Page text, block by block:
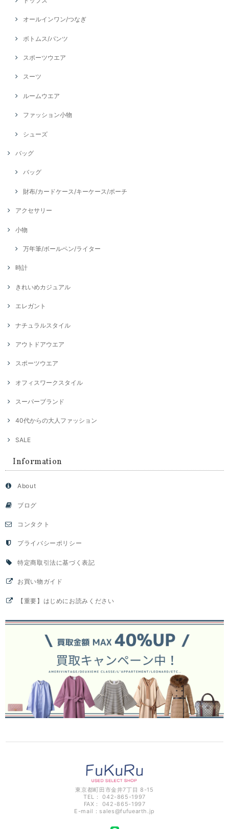
オールインワン/つなぎ
ボトムス/パンツ
スポーツウエア
スーツ
ルームウエア
ファッション小物
シューズ
バッグ
バッグ
財布/カードケース/キーケース/ポーチ
アクセサリー
小物
万年筆/ボールペン/ライター
時計
きれいめカジュアル
エレガント
ナチュラルスタイル
アウトドアウエア
スポーツウエア
オフィスワークスタイル
スーパーブランド
40代からの大人ファッション
SALE
Information
About
ブログ
コンタクト
プライバシーポリシー
特定商取引法に基づく表記
お買い物ガイド
【重要】はじめにお読みください
東京都町田市金井7丁目 8-15
TEL： 042-865-1997
FAX： 042-865-1997
E-mail： sales@fufuearth.jp